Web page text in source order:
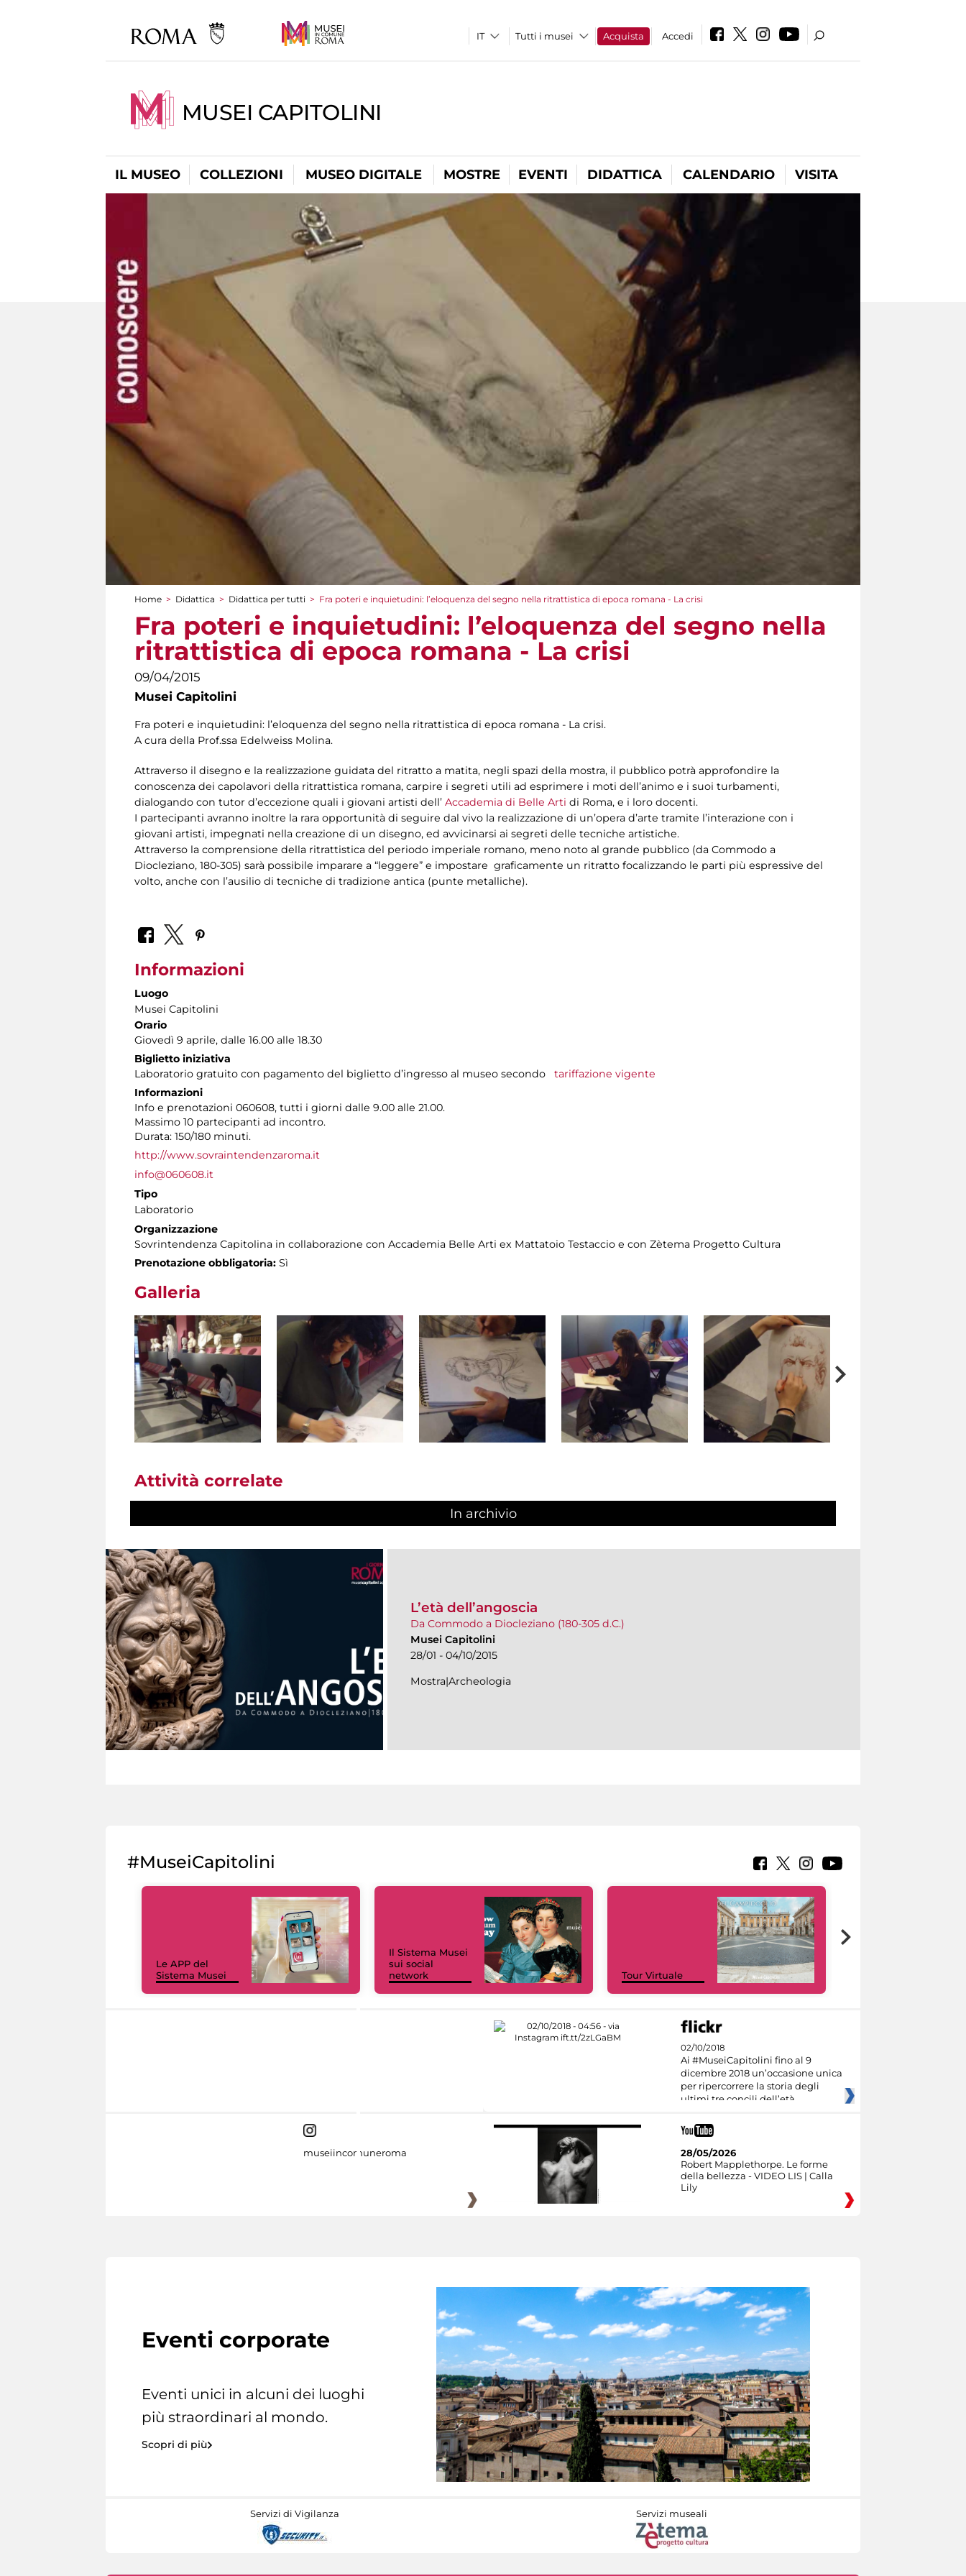
Tutti i musei Acquista Accedi
MUSEI CAPITOLINI
IL MUSEO COLLEZIONI MUSEO DIGITALE MOSTRE EVENTI DIDATTICA CALENDARIO VISITA
Tu sei qui
Home > Didattica > Didattica per tutti > Fra poteri e inquietudini: l’eloquenza del segno nella ritrattistica di epoca romana - La crisi
Fra poteri e inquietudini: l’eloquenza del segno nella
ritrattistica di epoca romana - La crisi
09/04/2015
Musei Capitolini
Fra poteri e inquietudini: l’eloquenza del segno nella ritrattistica di epoca romana - La crisi.
A cura della Prof.ssa Edelweiss Molina.
Attraverso il disegno e la realizzazione guidata del ritratto a matita, negli spazi della mostra, il pubblico potrà approfondire la
conoscenza dei capolavori della ritrattistica romana, carpire i segreti utili ad esprimere i moti dell’animo e i suoi turbamenti,
dialogando con tutor d’eccezione quali i giovani artisti dell’ Accademia di Belle Arti di Roma, e i loro docenti.
I partecipanti avranno inoltre la rara opportunità di seguire dal vivo la realizzazione di un’opera d’arte tramite l’interazione con i
giovani artisti, impegnati nella creazione di un disegno, ed avvicinarsi ai segreti delle tecniche artistiche.
Attraverso la comprensione della ritrattistica del periodo imperiale romano, meno noto al grande pubblico (da Commodo a
Diocleziano, 180-305) sarà possibile imparare a “leggere” e impostare graficamente un ritratto focalizzando le parti più espressive del
volto, anche con l’ausilio di tecniche di tradizione antica (punte metalliche).
Informazioni
Luogo
Musei Capitolini
Orario
Giovedì 9 aprile, dalle 16.00 alle 18.30
Biglietto iniziativa
Laboratorio gratuito con pagamento del biglietto d’ingresso al museo secondo tariffazione vigente
Informazioni
Info e prenotazioni 060608, tutti i giorni dalle 9.00 alle 21.00.
Massimo 10 partecipanti ad incontro.
Durata: 150/180 minuti.
http://www.sovraintendenzaroma.it
info@060608.it
Tipo
Laboratorio
Organizzazione
Sovrintendenza Capitolina in collaborazione con Accademia Belle Arti ex Mattatoio Testaccio e con Zètema Progetto Cultura
Prenotazione obbligatoria: Sì
Galleria
Attività correlate
In archivio
L’età dell’angoscia
Da Commodo a Diocleziano (180-305 d.C.)
Musei Capitolini
28/01 - 04/10/2015
Mostra|Archeologia
#MuseiCapitolini
Le APP del
Sistema Musei
Il Sistema Musei
sui social
network
Tour Virtuale
02/10/2018
Ai #MuseiCapitolini fino al 9
dicembre 2018 un’occasione unica
per ripercorrere la storia degli
ultimi tre concili dell’età
museiincomuneroma
28/05/2026
Robert Mapplethorpe. Le forme
della bellezza - VIDEO LIS | Calla
Lily
Eventi corporate
Eventi unici in alcuni dei luoghi
più straordinari al mondo.
Scopri di più
Servizi di Vigilanza Servizi museali